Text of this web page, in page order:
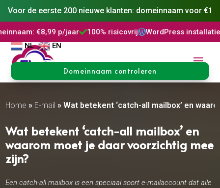
Voor de eerste 200 nieuwe klanten: domeinnaam voor €1
p/jaar100% risicovrijWordPress installatieDNS
NL
EN
Domeinnaam controleren
Home » E-mail »Wat betekent ‘catch-all mailbox’ en
Wat betekent ‘catch-all mailbox’ en
waarom moet je daar voorzichtig mee
zijn?
Een catch-all mailbox is een speciaal soort e-mailaccount dat alle